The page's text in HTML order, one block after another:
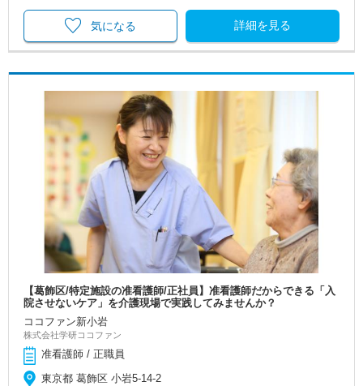
詳細を見る
気になる
【葛飾区/特定施設の准看護師/正社員】准看護師だからできる「入
院させないケア」を介護現場で実践してみませんか？
ココファン新小岩
株式会社学研ココファン
准看護師 / 正職員
東京都 葛飾区 小岩5-14-2